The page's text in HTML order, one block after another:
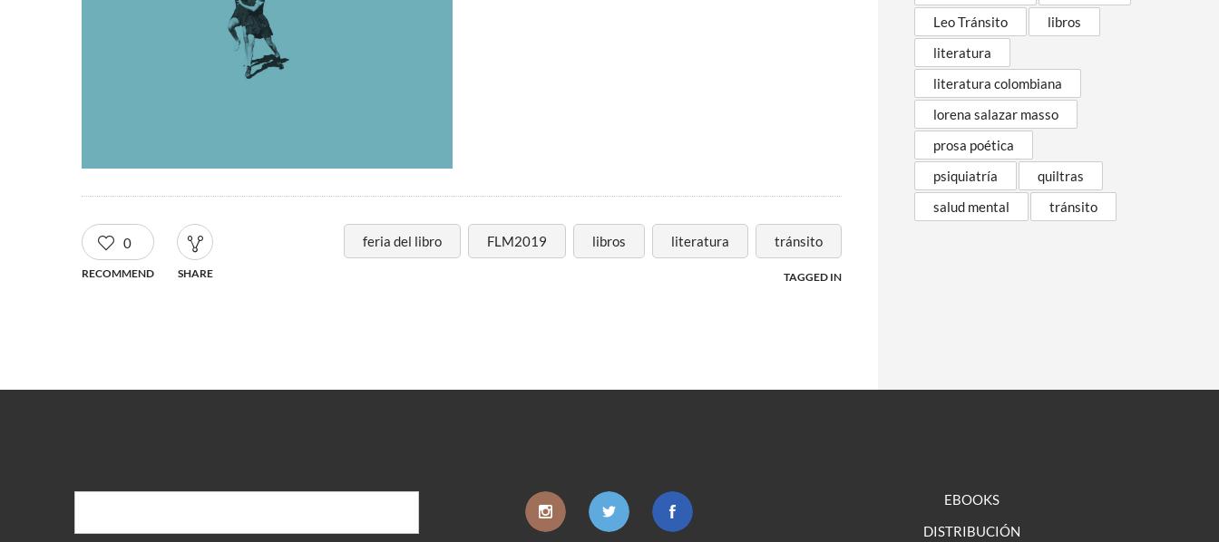
0
RECOMMEND SHARE
feria del libro FLM2019 libros literatura tránsito
TAGGED IN
Leo Tránsito
libros
literatura
literatura colombiana
lorena salazar masso
prosa poética
psiquiatría
quiltras
salud mental
tránsito
EBOOKS
DISTRIBUCIÓN